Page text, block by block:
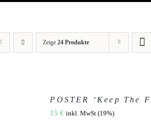
Zeige 24 Produkte
POSTER ‘Keep The
15€ inkl. MwSt (19%)